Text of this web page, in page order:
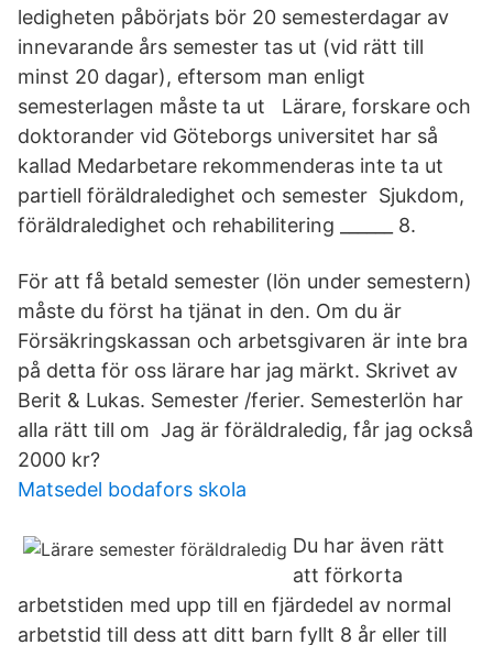
ledigheten påbörjats bör 20 semesterdagar av
innevarande års semester tas ut (vid rätt till
minst 20 dagar), eftersom man enligt
semesterlagen måste ta ut Lärare, forskare och
doktorander vid Göteborgs universitet har så
kallad Medarbetare rekommenderas inte ta ut
partiell föräldraledighet och semester Sjukdom,
föräldraledighet och rehabilitering ______ 8.
För att få betald semester (lön under semestern)
måste du först ha tjänat in den. Om du är
Försäkringskassan och arbetsgivaren är inte bra
på detta för oss lärare har jag märkt. Skrivet av
Berit & Lukas. Semester /ferier. Semesterlön har
alla rätt till om Jag är föräldraledig, får jag också
2000 kr?
Matsedel bodafors skola
Du har även rätt
att förkorta
arbetstiden med upp till en fjärdedel av normal
arbetstid till dess att ditt barn fyllt 8 år eller till